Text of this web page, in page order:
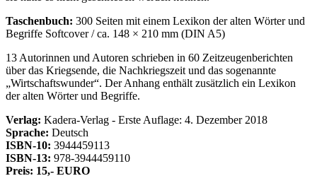
Taschenbuch: 300 Seiten mit einem Lexikon der alten Wörter und
Begriffe Softcover / ca. 148 × 210 mm (DIN A5)
13 Autorinnen und Autoren schrieben in 60 Zeitzeugenberichten
über das Kriegsende, die Nachkriegszeit und das sogenannte
Wirtschaftswunder . Der Anhang enthält zusätzlich ein Lexikon
der alten Wörter und Begriffe.
Verlag: Kadera-Verlag - Erste Auflage: 4. Dezember 2018
Sprache: Deutsch
ISBN-10: 3944459113
ISBN-13: 978-3944459110
Preis: 15,- EURO